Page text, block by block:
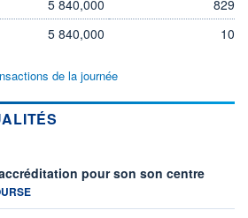
5 840,000
829
5 840,000 10
de la journée
pour son son centre
par